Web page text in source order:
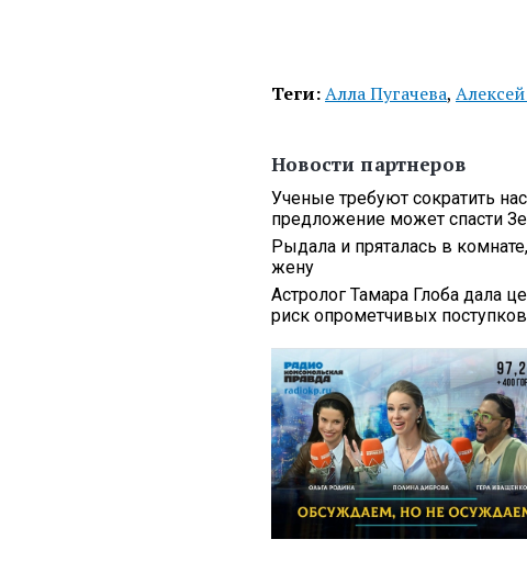
Теги:Алла Пугачева,
Новости партнеров
Ученые требуют сократить
предложение может спасти
Рыдала и пряталась в
жену
Астролог Тамара Глоба дала
риск опрометчивых поступков